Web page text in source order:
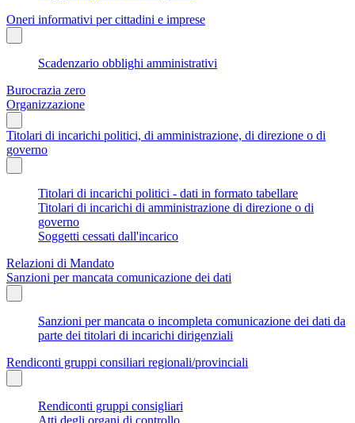
Oneri informativi per cittadini e imprese
Scadenzario obblighi amministrativi
Burocrazia zero
Organizzazione
Titolari di incarichi politici, di amministrazione, di direzione o di
governo
Titolari di incarichi politici - dati in formato tabellare
Titolari di incarichi di amministrazione di direzione o di
governo
Soggetti cessati dall'incarico
Relazioni di Mandato
Sanzioni per mancata comunicazione dei dati
Sanzioni per mancata o incompleta comunicazione dei dati da
parte dei titolari di incarichi dirigenziali
Rendiconti gruppi consiliari regionali/provinciali
Rendiconti gruppi consigliari
Atti degli organi di controllo